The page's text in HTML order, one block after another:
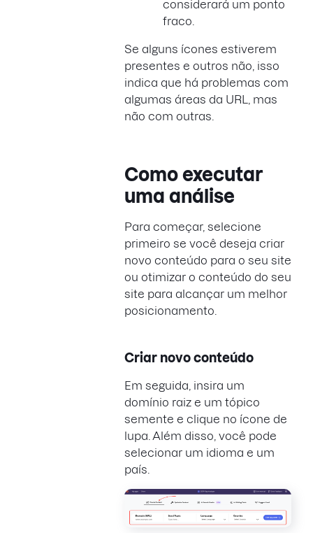
considerará um ponto
fraco.
Se alguns ícones estiverem
presentes e outros não, isso
indica que há problemas com
algumas áreas da URL, mas
não com outras.
Como executar
uma análise
Para começar, selecione
primeiro se você deseja criar
novo conteúdo para o seu site
ou otimizar o conteúdo do seu
site para alcançar um melhor
posicionamento.
Criar novo conteúdo
Em seguida, insira um
domínio raiz e um tópico
semente e clique no ícone de
lupa. Além disso, você pode
selecionar um idioma e um
país.